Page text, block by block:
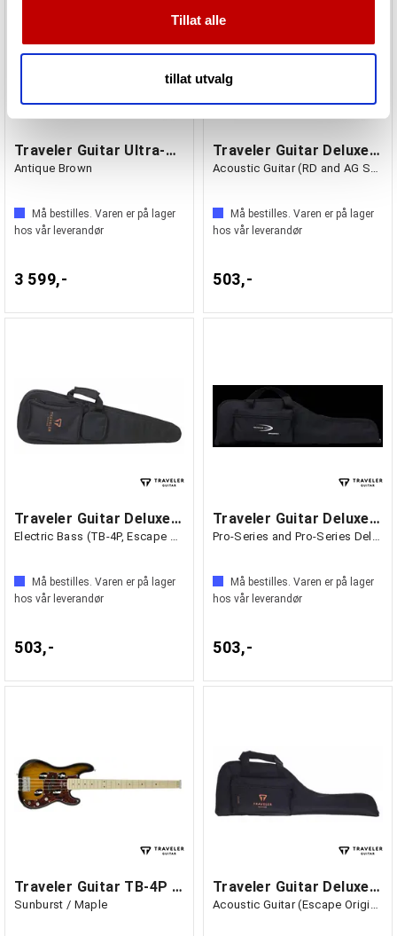
vårt, med partnerne våre innen sosiale medier,
annonsering og analysearbeid, som kan kombinere den
med annen informasjon du har gjort tilgjengelig for dem,
Tillat alle
tillat utvalg
Traveler Guitar Ultra-Light Acoustic
Antique Brown
Må bestilles. Varen er på lager
hos vår leverandør
3 599,-
Traveler Guitar Deluxe Gig Bag
Acoustic Guitar (RD and AG Series)
Må bestilles. Varen er på lager
hos vår leverandør
503,-
Traveler Guitar Deluxe Gig Bag
Electric Bass (TB-4P, Escape Mark II)
Må bestilles. Varen er på lager
hos vår leverandør
503,-
Traveler Guitar Deluxe Gig Bag
Pro-Series and Pro-Series Deluxe
Må bestilles. Varen er på lager
hos vår leverandør
503,-
Traveler Guitar TB-4P Bass
Sunburst / Maple
Traveler Guitar Deluxe Gig Bag
Acoustic Guitar (Escape Original)